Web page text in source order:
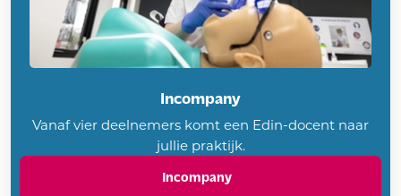
Incompany
Incompany
Vanaf vier deelnemers komt een Edin-docent naar
jullie praktijk.